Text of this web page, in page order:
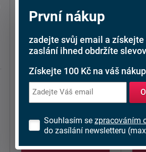
ZM 570x446
od841 Kč
Skladem > 5 ks
Dvířka na vestavnou
myčku VEGA ZM
570x446:
Materiál: DTD ...
od
První nákup
zadejte svůj email a
zaslání ihned obdržíte
Získejte 100 Kč na váš nákup
Souhlasím se zpracováním
do zasílání newsletteru